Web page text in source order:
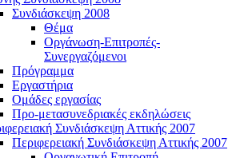
Συνδιάσκεψη 2008
Θέμα
Οργάνωση-Επιτροπές-
Συνεργαζόμενοι
Πρόγραμμα
Εργαστήρια
Ομάδες εργασίας
Προ-μετασυνεδριακές εκδηλώσεις
Συνδιάσκεψη Αττικής 2007
Περιφερειακή Συνδιάσκεψη Αττικής 2007